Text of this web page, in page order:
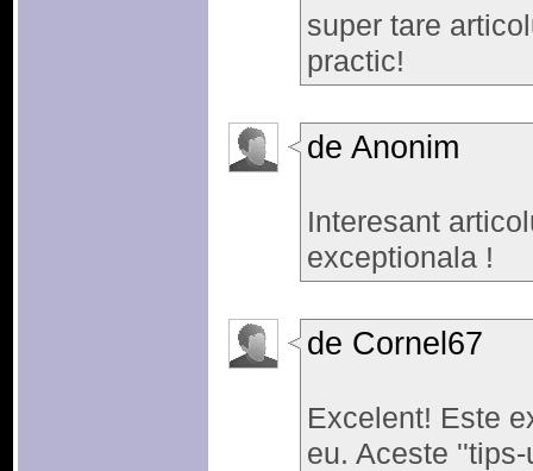
super tare
practic!
de Anonim
Interesant
exceptionala !
de Cornel67
Excelent! Este
eu. Aceste